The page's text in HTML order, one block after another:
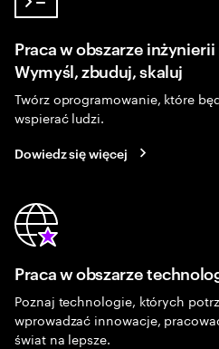
Praca w obszarze
Wymyśl, zbuduj, skaluj
Twórz oprogramowanie, które
wspierać ludzi.
Dowiedz się więcej
Praca w obszarze
Poznaj technologie, których
wprowadzać innowacje,
świat na lepsze.